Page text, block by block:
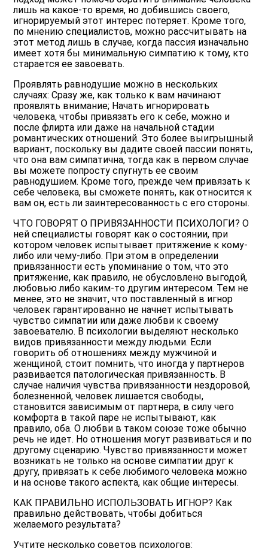
лишь на какое-то время, но добившись своего,
игнорируемый этот интерес потеряет. Кроме того,
по мнению специалистов, можно рассчитывать на
этот метод лишь в случае, когда пассия изначально
имеет хотя бы минимальную симпатию к тому, кто
старается ее завоевать.
Проявлять равнодушие можно в нескольких
случаях: Сразу же, как только к вам начинают
проявлять внимание; Начать игнорировать
человека, чтобы привязать его к себе, можно и
после флирта или даже на начальной стадии
романтических отношений. Это более выигрышный
вариант, поскольку вы дадите своей пассии понять,
что она вам симпатична, тогда как в первом случае
вы можете попросту спугнуть ее своим
равнодушием. Кроме того, прежде чем привязать к
себе человека, вы сможете понять, как относится к
вам он, есть ли заинтересованность с его стороны.
ЧТО ГОВОРЯТ О ПРИВЯЗАННОСТИ ПСИХОЛОГИ? О
ней специалисты говорят как о состоянии, при
котором человек испытывает притяжение к кому-
либо или чему-либо. При этом в определении
привязанности есть упоминание о том, что это
притяжение, как правило, не обусловлено выгодой,
любовью либо каким-то другим интересом. Тем не
менее, это не значит, что поставленный в игнор
человек гарантированно не начнет испытывать
чувство симпатии или даже любви к своему
завоевателю. В психологии выделяют несколько
видов привязанности между людьми. Если
говорить об отношениях между мужчиной и
женщиной, стоит помнить, что иногда у партнеров
развивается патологическая привязанность. В
случае наличия чувства привязанности нездоровой,
болезненной, человек лишается свободы,
становится зависимым от партнера, в силу чего
комфорта в такой паре не испытывают, как
правило, оба. О любви в таком союзе тоже обычно
речь не идет. Но отношения могут развиваться и по
другому сценарию. Чувство привязанности может
возникать не только на основе симпатии друг к
другу, привязать к себе любимого человека можно
и на основе такого аспекта, как общие интересы.
КАК ПРАВИЛЬНО ИСПОЛЬЗОВАТЬ ИГНОР? Как
правильно действовать, чтобы добиться
желаемого результата?
Учтите несколько советов психологов: